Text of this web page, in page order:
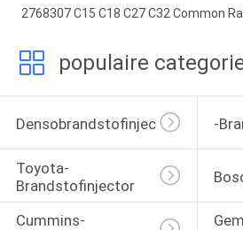
2768307 C15 C18 C27 C32 Common
populaire
Densobrandstofinjectors -
Toyota-
Brandstofinjector
Cummins-